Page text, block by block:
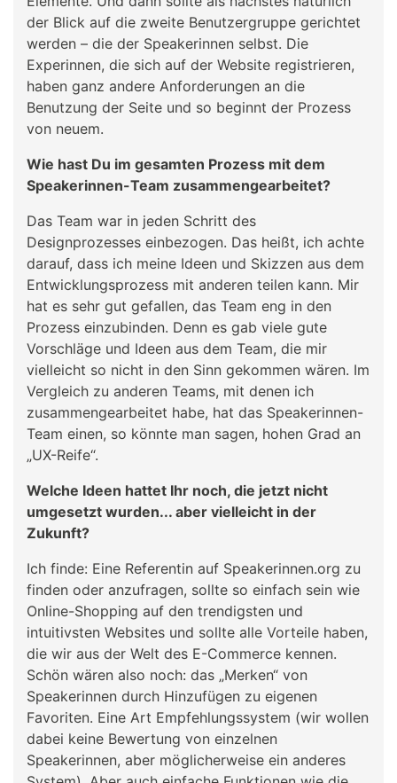
der Blick auf die zweite Benutzergruppe gerichtet
werden – die der Speakerinnen selbst. Die
Experinnen, die sich auf der Website registrieren,
haben ganz andere Anforderungen an die
Benutzung der Seite und so beginnt der Prozess
von neuem.
Wie hast Du im gesamten Prozess mit dem
Speakerinnen-Team zusammengearbeitet?
Das Team war in jeden Schritt des
Designprozesses einbezogen. Das heißt, ich achte
darauf, dass ich meine Ideen und Skizzen aus dem
Entwicklungsprozess mit anderen teilen kann. Mir
hat es sehr gut gefallen, das Team eng in den
Prozess einzubinden. Denn es gab viele gute
Vorschläge und Ideen aus dem Team, die mir
vielleicht so nicht in den Sinn gekommen wären. Im
Vergleich zu anderen Teams, mit denen ich
zusammengearbeitet habe, hat das Speakerinnen-
Team einen, so könnte man sagen, hohen Grad an
„UX-Reife“.
Welche Ideen hattet Ihr noch, die jetzt nicht
umgesetzt wurden... aber vielleicht in der
Zukunft?
Ich finde: Eine Referentin auf Speakerinnen.org zu
finden oder anzufragen, sollte so einfach sein wie
Online-Shopping auf den trendigsten und
intuitivsten Websites und sollte alle Vorteile haben,
die wir aus der Welt des E-Commerce kennen.
Schön wären also noch: das „Merken“ von
Speakerinnen durch Hinzufügen zu eigenen
Favoriten. Eine Art Empfehlungssystem (wir wollen
dabei keine Bewertung von einzelnen
Speakerinnen, aber möglicherweise ein anderes